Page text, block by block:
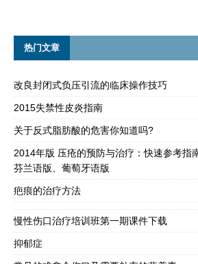
热门文章
改良封闭式负压引流的临床操作技巧
2015失禁性皮炎指南
关于反式脂肪酸的危害你知道吗?
2014年版 压疮的预防与治疗：快速参考指
芬兰语版、葡萄牙语版
疤痕的治疗方法
慢性伤口治疗培训班第一期课件下载
抑郁症